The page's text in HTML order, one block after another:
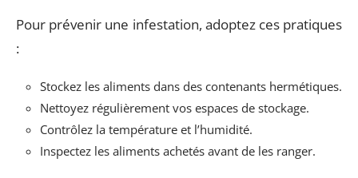
Pour prévenir une infestation, adoptez ces pratiques
:
Stockez les aliments dans des contenants hermétiques.
Nettoyez régulièrement vos espaces de stockage.
Contrôlez la température et l’humidité.
Inspectez les aliments achetés avant de les ranger.